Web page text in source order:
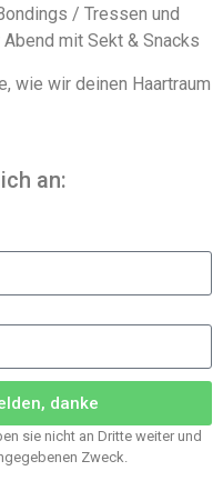
/ Tressen und
mit Sekt & Snacks
wie wir deinen Haartraum
an:
danke
sie nicht an Dritte weiter und
Zweck.